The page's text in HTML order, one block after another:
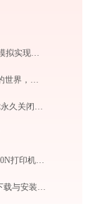
按键精灵电脑版下载安装指南：一键键盘鼠标模拟实现电脑自动办公与挂机
HMCL启动器安装使用最全教程：一键下载我的世界，轻松搞定Mod与Java配置
Win10如何彻底永久关闭自动更新 5种方法教你永久关闭win10自动更新
一文带你了解如何下载及安装爱普生EPL-N2500N打印机驱动
必看！富士施乐DocuPrint C2555 d打印机驱动下载与安装的正确姿势